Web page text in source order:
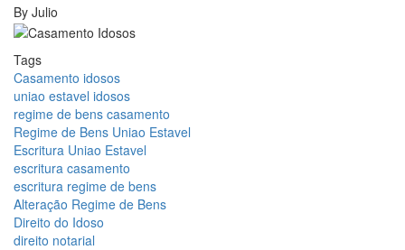
By Julio
Tags
Casamento idosos
uniao estavel idosos
regime de bens casamento
Regime de Bens Uniao Estavel
Escritura Uniao Estavel
escritura casamento
escritura regime de bens
Alteração Regime de Bens
Direito do Idoso
direito notarial